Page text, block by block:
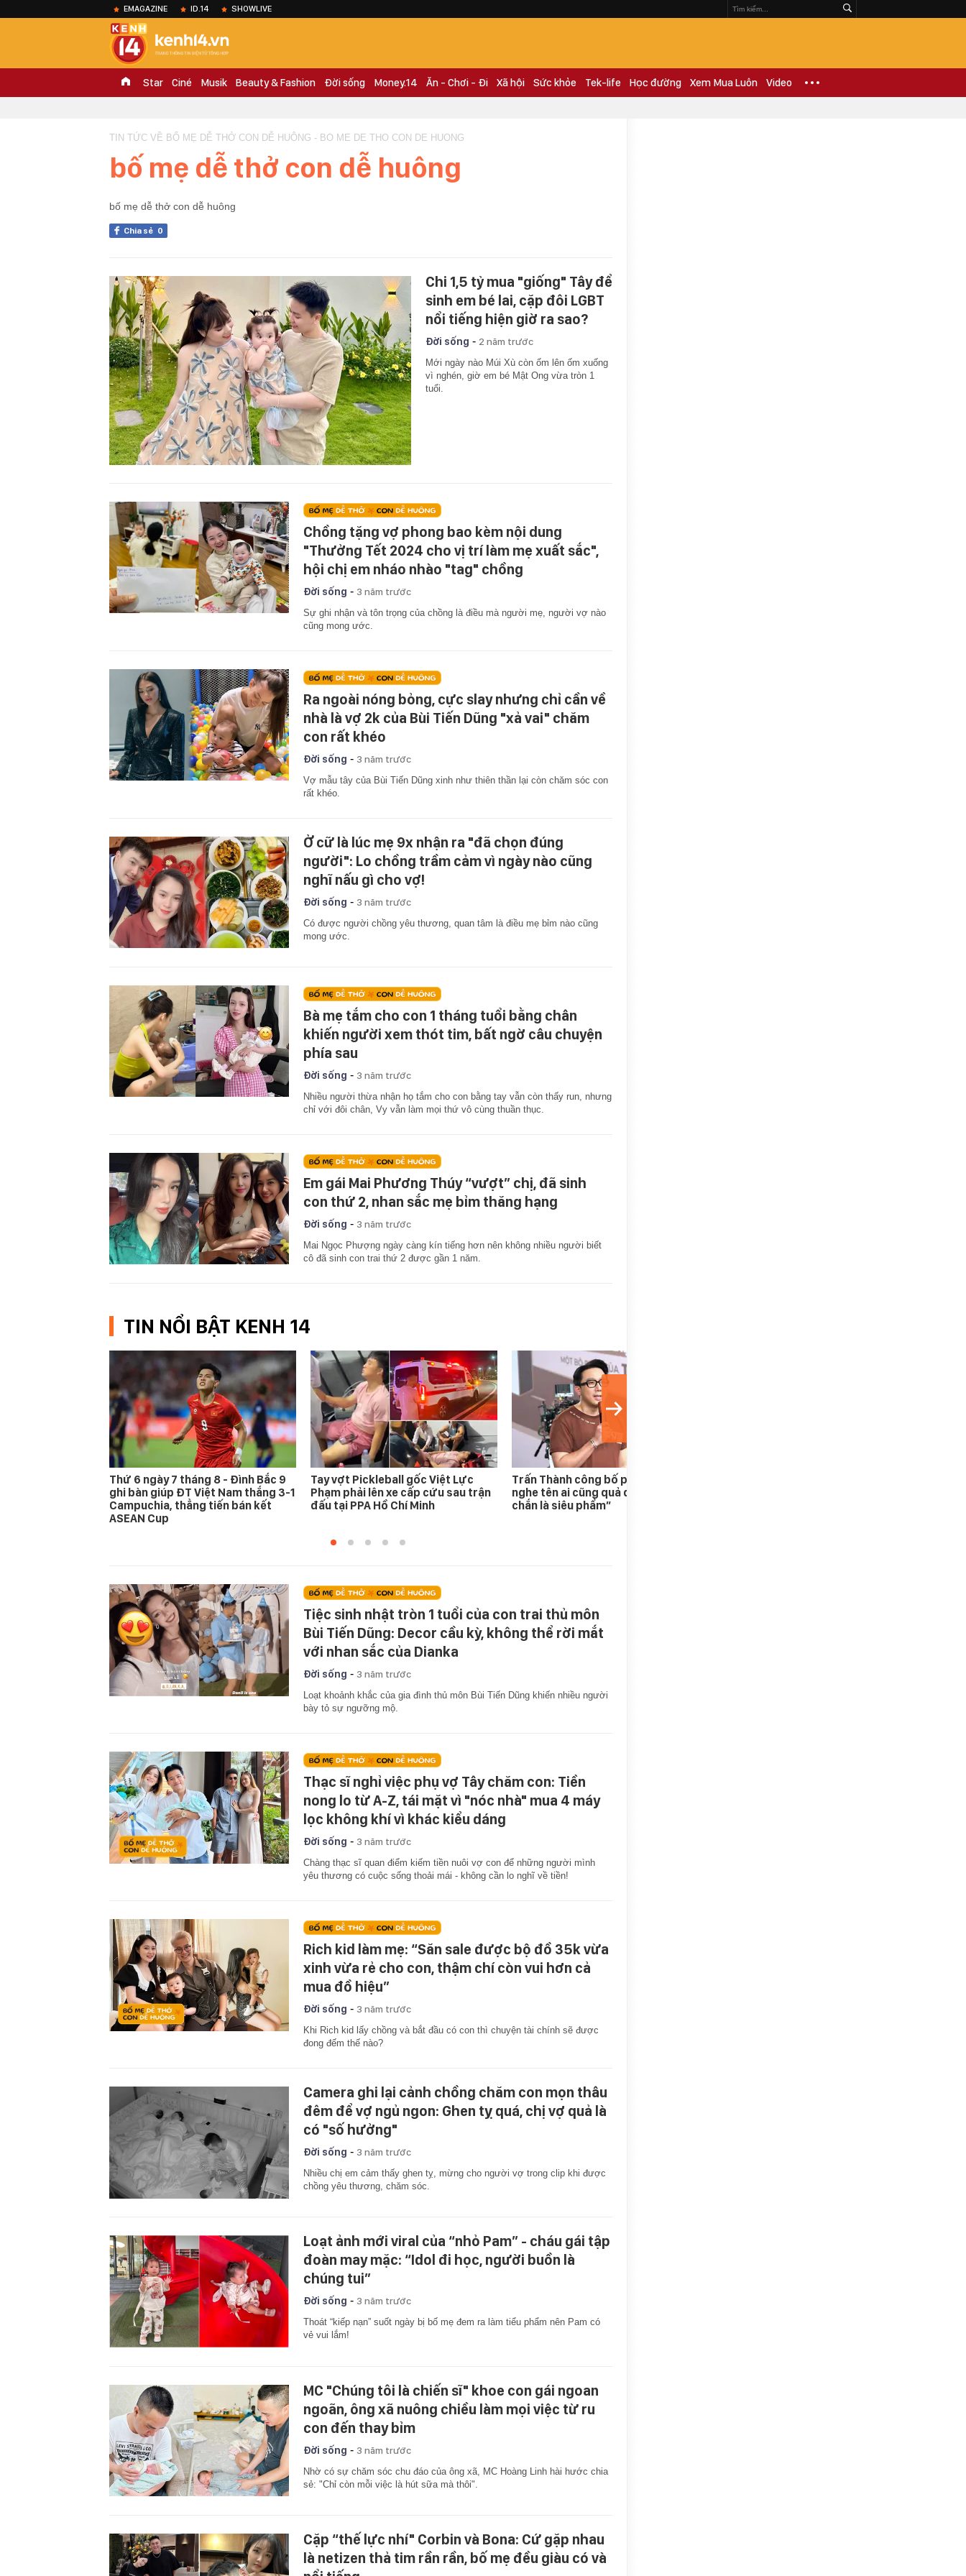
EMAGAZINE ID.14 SHOWLIVE
Star Ciné Musik Beauty & Fashion Đời sống Money.14 Ăn - Chơi - Đi Xã hội Sức khỏe Tek-life Học đường Xem Mua Luôn Video
TIN TỨC VỀ BỐ MẸ DỄ THỞ CON DỄ HUÔNG - BO ME DE THO CON DE HUONG
bố mẹ dễ thở con dễ huông
bố mẹ dễ thở con dễ huông
Chia sẻ 0
Chi 1,5 tỷ mua "giống" Tây để
sinh em bé lai, cặp đôi LGBT
nổi tiếng hiện giờ ra sao?
Đời sống - 2 năm trước
Mới ngày nào Múi Xù còn ốm lên ốm xuống
vì nghén, giờ em bé Mật Ong vừa tròn 1
tuổi.
Chồng tặng vợ phong bao kèm nội dung
"Thưởng Tết 2024 cho vị trí làm mẹ xuất sắc",
hội chị em nháo nhào "tag" chồng
Đời sống - 3 năm trước
Sự ghi nhận và tôn trọng của chồng là điều mà người mẹ, người vợ nào
cũng mong ước.
Ra ngoài nóng bỏng, cực slay nhưng chỉ cần về
nhà là vợ 2k của Bùi Tiến Dũng "xả vai" chăm
con rất khéo
Đời sống - 3 năm trước
Vợ mẫu tây của Bùi Tiến Dũng xinh như thiên thần lại còn chăm sóc con
rất khéo.
Ở cữ là lúc mẹ 9x nhận ra "đã chọn đúng
người": Lo chồng trầm cảm vì ngày nào cũng
nghĩ nấu gì cho vợ!
Đời sống - 3 năm trước
Có được người chồng yêu thương, quan tâm là điều mẹ bỉm nào cũng
mong ước.
Bà mẹ tắm cho con 1 tháng tuổi bằng chân
khiến người xem thót tim, bất ngờ câu chuyện
phía sau
Đời sống - 3 năm trước
Nhiều người thừa nhận họ tắm cho con bằng tay vẫn còn thấy run, nhưng
chỉ với đôi chân, Vy vẫn làm mọi thứ vô cùng thuần thục.
Em gái Mai Phương Thúy “vượt” chị, đã sinh
con thứ 2, nhan sắc mẹ bỉm thăng hạng
Đời sống - 3 năm trước
Mai Ngọc Phượng ngày càng kín tiếng hơn nên không nhiều người biết
cô đã sinh con trai thứ 2 được gần 1 năm.
TIN NỔI BẬT KENH 14
Thứ 6 ngày 7 tháng 8 - Đình Bắc 9
ghi bàn giúp ĐT Việt Nam thắng 3-1
Campuchia, thẳng tiến bán kết
ASEAN Cup
Tay vợt Pickleball gốc Việt Lực
Phạm phải lên xe cấp cứu sau trận
đấu tại PPA Hồ Chí Minh
Trấn Thành công bố phim Tết 2027,
nghe tên ai cũng quả quyết “chắc
chắn là siêu phẩm”
Tiệc sinh nhật tròn 1 tuổi của con trai thủ môn
Bùi Tiến Dũng: Decor cầu kỳ, không thể rời mắt
với nhan sắc của Dianka
Đời sống - 3 năm trước
Loạt khoảnh khắc của gia đình thủ môn Bùi Tiến Dũng khiến nhiều người
bày tỏ sự ngưỡng mộ.
Thạc sĩ nghỉ việc phụ vợ Tây chăm con: Tiền
nong lo từ A-Z, tái mặt vì "nóc nhà" mua 4 máy
lọc không khí vì khác kiểu dáng
Đời sống - 3 năm trước
Chàng thạc sĩ quan điểm kiếm tiền nuôi vợ con để những người mình
yêu thương có cuộc sống thoải mái - không cần lo nghĩ về tiền!
Rich kid làm mẹ: “Săn sale được bộ đồ 35k vừa
xinh vừa rẻ cho con, thậm chí còn vui hơn cả
mua đồ hiệu”
Đời sống - 3 năm trước
Khi Rich kid lấy chồng và bắt đầu có con thì chuyện tài chính sẽ được
đong đếm thế nào?
Camera ghi lại cảnh chồng chăm con mọn thâu
đêm để vợ ngủ ngon: Ghen tỵ quá, chị vợ quả là
có "số hưởng"
Đời sống - 3 năm trước
Nhiều chị em cảm thấy ghen tỵ, mừng cho người vợ trong clip khi được
chồng yêu thương, chăm sóc.
Loạt ảnh mới viral của “nhỏ Pam” - cháu gái tập
đoàn may mặc: “Idol đi học, người buồn là
chúng tui”
Đời sống - 3 năm trước
Thoát “kiếp nạn” suốt ngày bị bố mẹ đem ra làm tiểu phẩm nên Pam có
vẻ vui lắm!
MC "Chúng tôi là chiến sĩ" khoe con gái ngoan
ngoãn, ông xã nuông chiều làm mọi việc từ ru
con đến thay bỉm
Đời sống - 3 năm trước
Nhờ có sự chăm sóc chu đáo của ông xã, MC Hoàng Linh hài hước chia
sẻ: "Chỉ còn mỗi việc là hút sữa mà thôi".
Cặp “thế lực nhí" Corbin và Bona: Cứ gặp nhau
là netizen thả tim rần rần, bố mẹ đều giàu có và